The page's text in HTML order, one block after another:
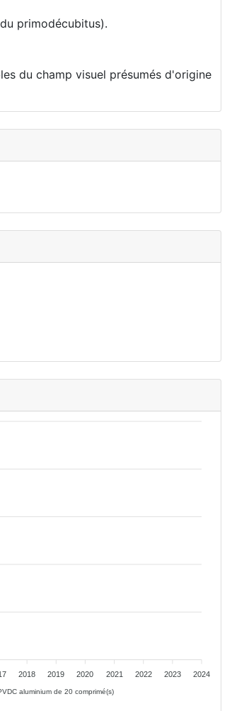
primodécubitus).
du champ visuel présumés d'origine
2018 2019 2020 2021 2022 2023 2024
aluminium de 20 comprimé(s)